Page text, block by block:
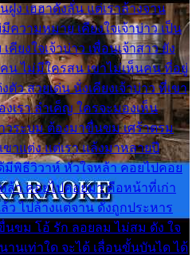
ง เฮฮาดังลั่น แต่เราล้างจาน
ความหมาย เคียงใจเจ้าบ่าว เป็น
ยงใจเจ้าบ่าว เพื่อนเจ้าสาว ยัง
น ไม่มีใครสน เขาไม่เห็นคน ที่อยู่
ตัว สวยเด่น นั่งเคียงเจ้าบ่าว ที่เขา
งเรา ลำเค็ญ ใครจะมองเห็น
วระบม ต้องมาขื่นขม เศร้าตรม
าแต่ง แต่เรา แล้งมาหลายปี
มีพิธีวิวาห์ หัวใจหล้า คอยไปคอย
ล้า คอยไปคอยมา คือหน้าที่เก่า
ว ไปล้างแต่จาน ดั่งถูกประหาร
นขม โอ้ รัก ลอยลม ไม่สม ดัง ใจ
นเท่าใด จะได้ เลื่อนขั้นบันได ได้